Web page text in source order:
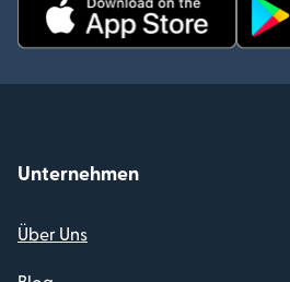
Unternehmen
Über Uns